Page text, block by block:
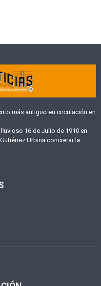
más antiguo en circulación en
16 de Julio de 1910 en
Urbina concretar la